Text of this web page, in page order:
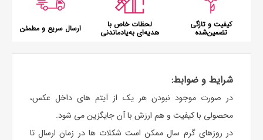
کیفیت و تازگی
تضمین‌شده
لحظات خاص با
هدیه‌ای به‌یادماندنی ارسال سریع و مطمئن
شرایط و ضوابط:
در صورت موجود نبودن هر یک از آیتم های داخل عکس،
محصولی با کیفیت و هم ارزش با آن جایگزین می شود.
در روزهای گرم سال ممکن است شکلات ها در زمان ارسال تا